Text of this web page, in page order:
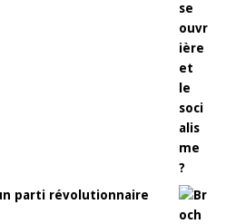
parti révolutionnaire